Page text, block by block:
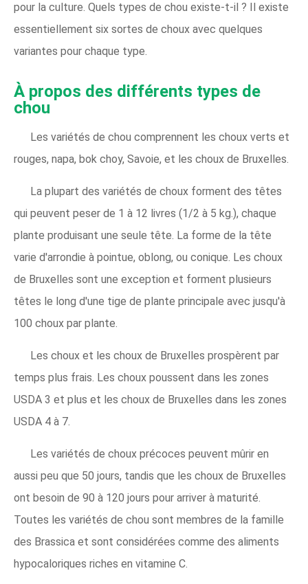
pour la culture. Quels types de chou existe-t-il ? Il existe
essentiellement six sortes de choux avec quelques
variantes pour chaque type.
À propos des différents types de
chou
Les variétés de chou comprennent les choux verts et
rouges, napa, bok choy, Savoie, et les choux de Bruxelles.
La plupart des variétés de choux forment des têtes
qui peuvent peser de 1 à 12 livres (1/2 à 5 kg.), chaque
plante produisant une seule tête. La forme de la tête
varie d'arrondie à pointue, oblong, ou conique. Les choux
de Bruxelles sont une exception et forment plusieurs
têtes le long d'une tige de plante principale avec jusqu'à
100 choux par plante.
Les choux et les choux de Bruxelles prospèrent par
temps plus frais. Les choux poussent dans les zones
USDA 3 et plus et les choux de Bruxelles dans les zones
USDA 4 à 7.
Les variétés de choux précoces peuvent mûrir en
aussi peu que 50 jours, tandis que les choux de Bruxelles
ont besoin de 90 à 120 jours pour arriver à maturité.
Toutes les variétés de chou sont membres de la famille
des Brassica et sont considérées comme des aliments
hypocaloriques riches en vitamine C.